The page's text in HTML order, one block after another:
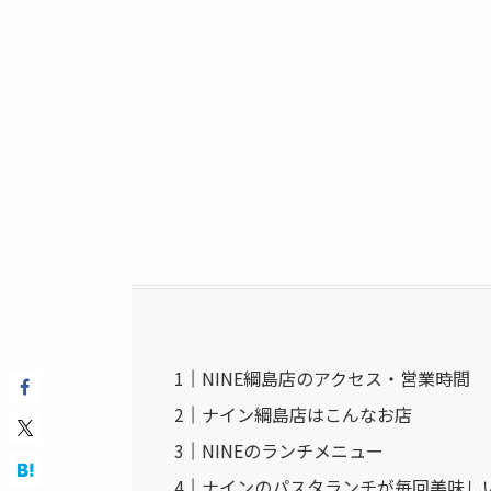
NINE綱島店のアクセス・営業時間
ナイン綱島店はこんなお店
NINEのランチメニュー